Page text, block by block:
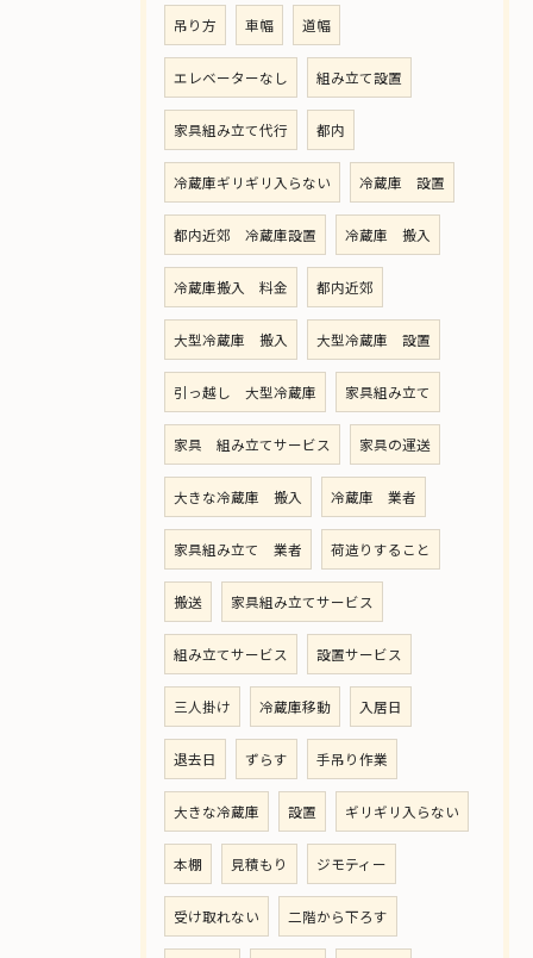
吊り方 車幅 道幅
エレベーターなし 組み立て設置
家具組み立て代行 都内
冷蔵庫ギリギリ入らない 冷蔵庫 設置
都内近郊 冷蔵庫設置 冷蔵庫 搬入
冷蔵庫搬入 料金 都内近郊
大型冷蔵庫 搬入 大型冷蔵庫 設置
引っ越し 大型冷蔵庫 家具組み立て
家具 組み立てサービス 家具の運送
大きな冷蔵庫 搬入 冷蔵庫 業者
家具組み立て 業者 荷造りすること
搬送 家具組み立てサービス
組み立てサービス 設置サービス
三人掛け 冷蔵庫移動 入居日
退去日 ずらす 手吊り作業
大きな冷蔵庫 設置 ギリギリ入らない
本棚 見積もり ジモティー
受け取れない 二階から下ろす